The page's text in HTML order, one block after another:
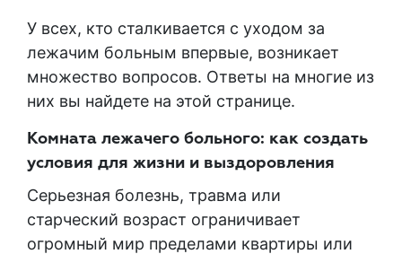
У всех, кто сталкивается с уходом за
лежачим больным впервые, возникает
множество вопросов. Ответы на многие из
них вы найдете на этой странице.
Комната лежачего больного: как создать
условия для жизни и выздоровления
Серьезная болезнь, травма или
старческий возраст ограничивает
огромный мир пределами квартиры или